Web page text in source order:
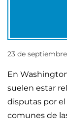
23 de
En
suelen estar
disputas por el
comunes de